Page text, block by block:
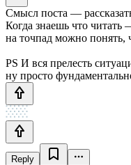
Смысл поста —
Когда знаешь что читать
на точпад можно понять,
PS И вся прелесть
ну просто
Reply